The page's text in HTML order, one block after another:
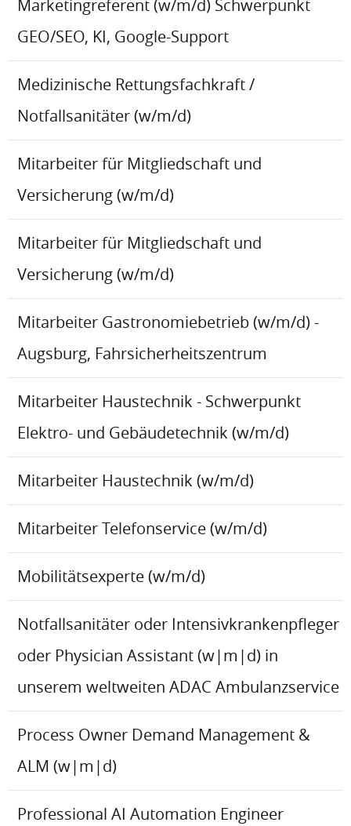
Marketingreferent (w/m/d) Schwerpunkt
GEO/SEO, KI, Google-Support
Medizinische Rettungsfachkraft /
Notfallsanitäter (w/m/d)
Mitarbeiter für Mitgliedschaft und
Versicherung (w/m/d)
Mitarbeiter für Mitgliedschaft und
Versicherung (w/m/d)
Mitarbeiter Gastronomiebetrieb (w/m/d) -
Augsburg, Fahrsicherheitszentrum
Mitarbeiter Haustechnik - Schwerpunkt
Elektro- und Gebäudetechnik (w/m/d)
Mitarbeiter Haustechnik (w/m/d)
Mitarbeiter Telefonservice (w/m/d)
Mobilitätsexperte (w/m/d)
Notfallsanitäter oder Intensivkrankenpfleger
oder Physician Assistant (w|m|d) in
unserem weltweiten ADAC Ambulanzservice
Process Owner Demand Management &
ALM (w|m|d)
Professional AI Automation Engineer